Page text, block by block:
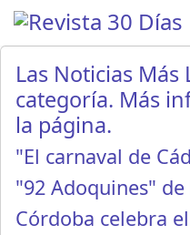
Las Noticias Más
categoría. Más
la página.
"El carnaval de
"92 Adoquines"
Córdoba celebra